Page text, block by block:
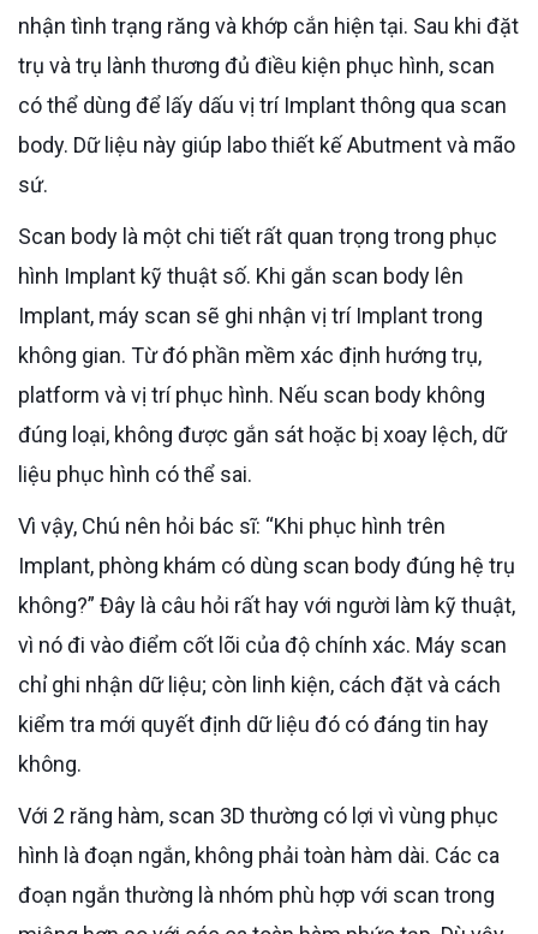
nhận tình trạng răng và khớp cắn hiện tại. Sau khi đặt
trụ và trụ lành thương đủ điều kiện phục hình, scan
có thể dùng để lấy dấu vị trí Implant thông qua scan
body. Dữ liệu này giúp labo thiết kế Abutment và mão
sứ.
Scan body là một chi tiết rất quan trọng trong phục
hình Implant kỹ thuật số. Khi gắn scan body lên
Implant, máy scan sẽ ghi nhận vị trí Implant trong
không gian. Từ đó phần mềm xác định hướng trụ,
platform và vị trí phục hình. Nếu scan body không
đúng loại, không được gắn sát hoặc bị xoay lệch, dữ
liệu phục hình có thể sai.
Vì vậy, Chú nên hỏi bác sĩ: “Khi phục hình trên
Implant, phòng khám có dùng scan body đúng hệ trụ
không?” Đây là câu hỏi rất hay với người làm kỹ thuật,
vì nó đi vào điểm cốt lõi của độ chính xác. Máy scan
chỉ ghi nhận dữ liệu; còn linh kiện, cách đặt và cách
kiểm tra mới quyết định dữ liệu đó có đáng tin hay
không.
Với 2 răng hàm, scan 3D thường có lợi vì vùng phục
hình là đoạn ngắn, không phải toàn hàm dài. Các ca
đoạn ngắn thường là nhóm phù hợp với scan trong